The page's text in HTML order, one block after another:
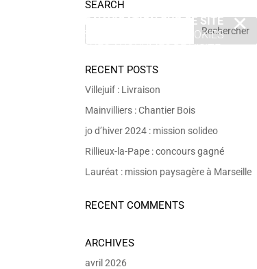
SEARCH
RECENT POSTS
Villejuif : Livraison
Mainvilliers : Chantier Bois
jo d’hiver 2024 : mission solideo
Rillieux-la-Pape : concours gagné
Lauréat : mission paysagère à Marseille
RECENT COMMENTS
ARCHIVES
avril 2026
VOTRE NAVIGATION SUR CE SITE
VOUS ACCEPTEZ L’UTILISATION DE COOKIES
DES STATISTIQUES ANONYMES DE VISITE.
X